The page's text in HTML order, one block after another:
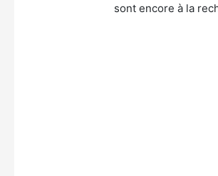
sont encore à la